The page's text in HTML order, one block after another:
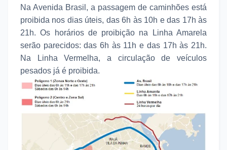
Na Avenida Brasil, a passagem de caminhões está
proibida nos dias úteis, das 6h às 10h e das 17h às
21h. Os horários de proibição na Linha Amarela
serão parecidos: das 6h às 11h e das 17h às 21h.
Na Linha Vermelha, a circulação de veículos
pesados já é proibida.